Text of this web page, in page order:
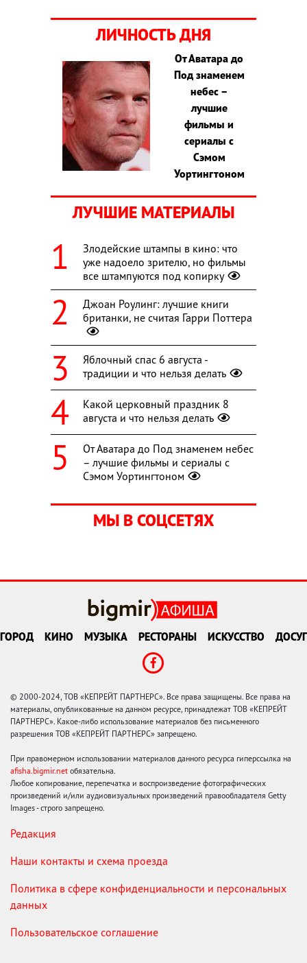
ЛИЧНОСТЬ ДНЯ
От Аватара до
Под знаменем
небес –
лучшие
фильмы и
сериалы с
Сэмом
Уортингтоном
ЛУЧШИЕ МАТЕРИАЛЫ
Злодейские штампы в кино: что
уже надоело зрителю, но фильмы
все штампуются под копирку
Джоан Роулинг: лучшие книги
британки, не считая Гарри Поттера
Яблочный спас 6 августа -
традиции и что нельзя делать
Какой церковный праздник 8
августа и что нельзя делать
От Аватара до Под знаменем небес
– лучшие фильмы и сериалы с
Сэмом Уортингтоном
МЫ В СОЦСЕТЯХ
ГОРОД КИНО МУЗЫКА РЕСТОРАНЫ ИСКУССТВО ДОСУГ
© 2000-2024, ТОВ «КЕПРЕЙТ ПАРТНЕРС». Все права защищены. Все права на
материалы, опубликованные на данном ресурсе, принадлежат ТОВ «КЕПРЕЙТ
ПАРТНЕРС». Какое-либо использование материалов без письменного
разрешения ТОВ «КЕПРЕЙТ ПАРТНЕРС» запрещено.
При правомерном использовании материалов данного ресурса гиперссылка на
afisha.bigmir.net обязательна.
Любое копирование, перепечатка и воспроизведение фотографических
произведений и/или аудиовизуальных произведений правообладателя Getty
Images - строго запрещено.
Редакция
Наши контакты и схема проезда
Политика в сфере конфиденциальности и персональных
данных
Пользовательское соглашение